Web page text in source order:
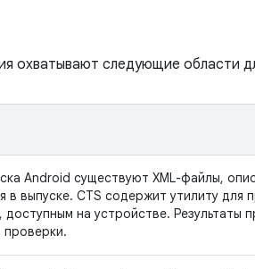
охватывают следующие области
Android существуют XML-файлы,
в выпуске. CTS содержит утилиту для
доступным на устройстве. Результаты
проверки.